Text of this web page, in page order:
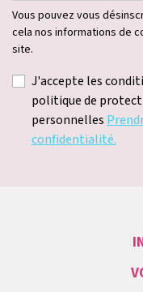
Vous pouvez vous
cela nos informations de
site.
J'accepte les
politique de
personnelles
confidentialité.